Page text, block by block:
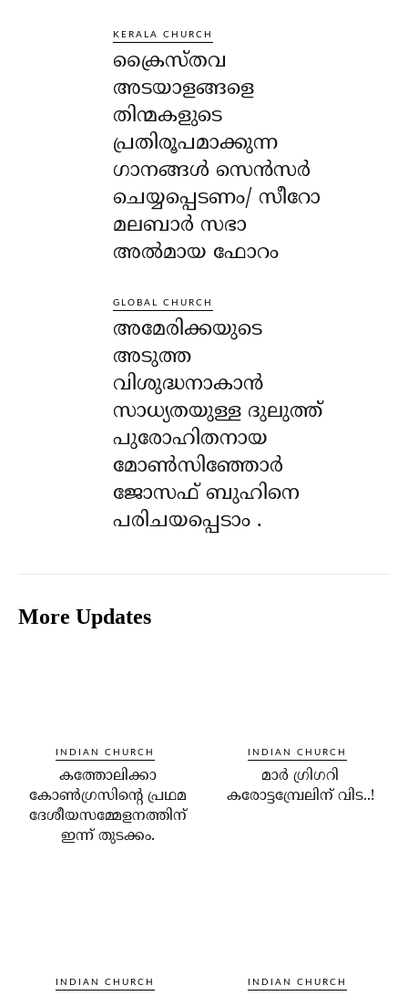
KERALA CHURCH
ക്രൈസ്തവ
അടയാളങ്ങളെ
തിന്മകളുടെ
പ്രതിരൂപമാക്കുന്ന
ഗാനങ്ങൾ സെൻസർ
ചെയ്യപ്പെടണം/ സീറോ
മലബാർ സഭാ
അൽമായ ഫോറം
GLOBAL CHURCH
അമേരിക്കയുടെ
അടുത്ത
വിശുദ്ധനാകാൻ
സാധ്യതയുള്ള ദുലുത്ത്
പുരോഹിതനായ
മോൺസിഞ്ഞോർ
ജോസഫ് ബുഹിനെ
പരിചയപ്പെടാം .
More Updates
INDIAN CHURCH
കത്തോലിക്കാ
കോണ്‍ഗ്രസിന്റെ പ്രഥമ
ദേശീയസമ്മേളനത്തിന്
ഇന്ന് തുടക്കം.
INDIAN CHURCH
മാര്‍ ഗ്രിഗറി
കരോട്ടമ്പ്രേലിന് വിട..!
INDIAN CHURCH INDIAN CHURCH